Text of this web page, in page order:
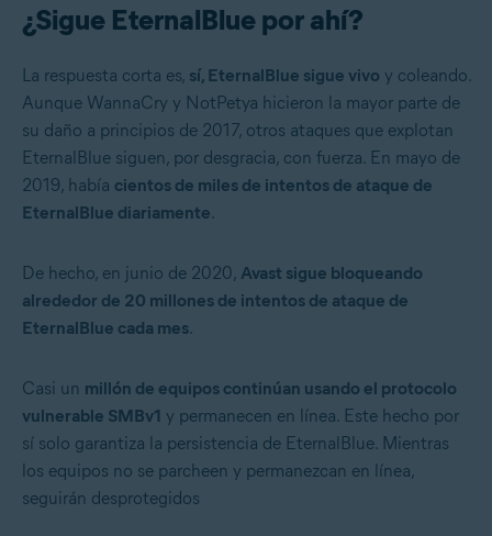
¿Sigue EternalBlue por ahí?
La respuesta corta es, sí, EternalBlue sigue vivo y coleando.
Aunque WannaCry y NotPetya hicieron la mayor parte de
su daño a principios de 2017, otros ataques que explotan
EternalBlue siguen, por desgracia, con fuerza. En mayo de
2019, había cientos de miles de intentos de ataque de
EternalBlue diariamente.
De hecho, en junio de 2020, Avast sigue bloqueando
alrededor de 20 millones de intentos de ataque de
EternalBlue cada mes.
Casi un millón de equipos continúan usando el protocolo
vulnerable SMBv1 y permanecen en línea. Este hecho por
sí solo garantiza la persistencia de EternalBlue. Mientras
los equipos no se parcheen y permanezcan en línea,
seguirán desprotegidos